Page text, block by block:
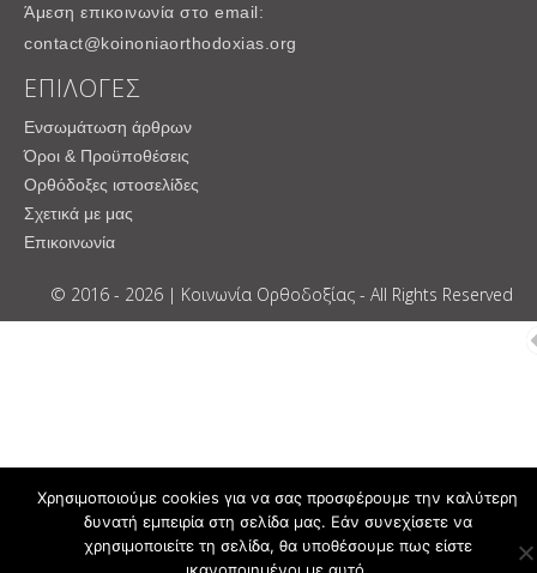
Άμεση επικοινωνία στο email:
contact@koinoniaorthodoxias.org
ΕΠΙΛΟΓΕΣ
Ενσωμάτωση άρθρων
Όροι & Προϋποθέσεις
Ορθόδοξες ιστοσελίδες
Σχετικά με μας
Επικοινωνία
© 2016 - 2026 | Κοινωνία Ορθοδοξίας - All Rights Reserved
Χρησιμοποιούμε cookies για να σας προσφέρουμε την καλύτερη
δυνατή εμπειρία στη σελίδα μας. Εάν συνεχίσετε να
χρησιμοποιείτε τη σελίδα, θα υποθέσουμε πως είστε